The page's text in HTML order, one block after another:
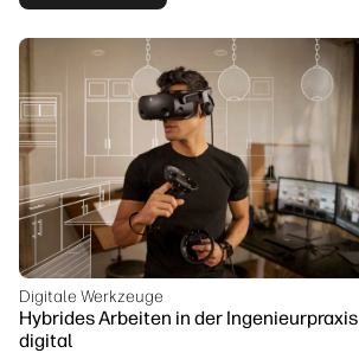
Digitale Werkzeuge
Hybrides Arbeiten in der Ingenieurpraxis
digital